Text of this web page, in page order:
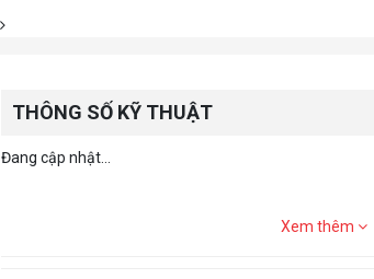
THÔNG SỐ KỸ THUẬT
Đang cập nhật...
Xem thêm